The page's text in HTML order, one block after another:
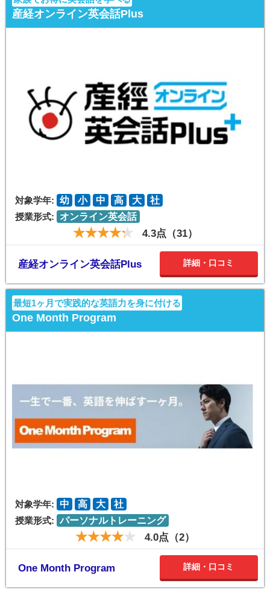
産経オンライン英会話Plus
対象学年: 幼 小 中 高 大
社
授業形式:
オンライン英会話
4.3点（31）
産経オンライン英会話Plus 詳細・口コミ
最短1ヶ月で実践的な英語力を身に付ける
One Month Program
対象学年: 中 高 大
社
授業形式: パーソナルトレーニング
4.0点（2）
One Month Program 詳細・口コミ